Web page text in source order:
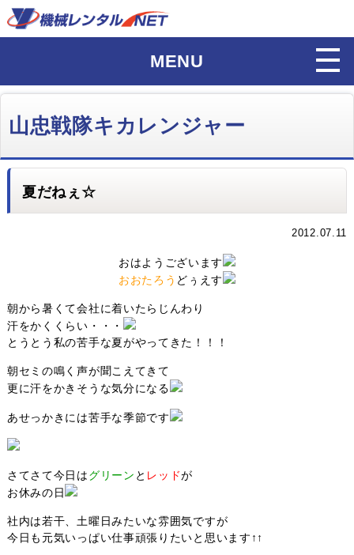
MENU
山忠戦隊キカレンジャー
夏だねぇ☆
2012.07.11
おはようございます
おおたろう どぅえす
朝から暑くて会社に着いたらじんわり
汗をかくくらい・・・
とうとう私の苦手な夏がやってきた！！！
朝セミの鳴く声が聞こえてきて
更に汗をかきそうな気分になる
あせっかきには苦手な季節です
さてさて今日はグリーン と レッドが
お休みの日
社内は若干、土曜日みたいな雰囲気ですが
今日も元気いっぱい仕事頑張りたいと思います↑↑